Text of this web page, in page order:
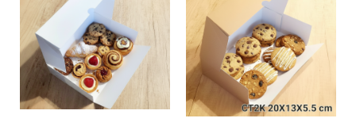
CUTII INALTE FARA FEREASTRA
PENTRU MINIPRAJITURI
SUPORTURI PENTRU PRAJITURI
TAVITE CARTON
TAVITE PENTRU PRAJITURI SI
TORTURI